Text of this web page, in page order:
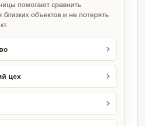
помогают сравнить
близких объектов и не потерять
цех